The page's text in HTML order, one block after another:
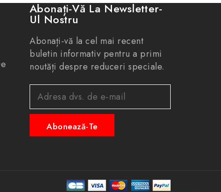
Abonați-Vă La Newsletter-
Ul Nostru
Abonați-vă la cel mai recent
buletin informativ pentru a primi
noutăți despre reduceri speciale.